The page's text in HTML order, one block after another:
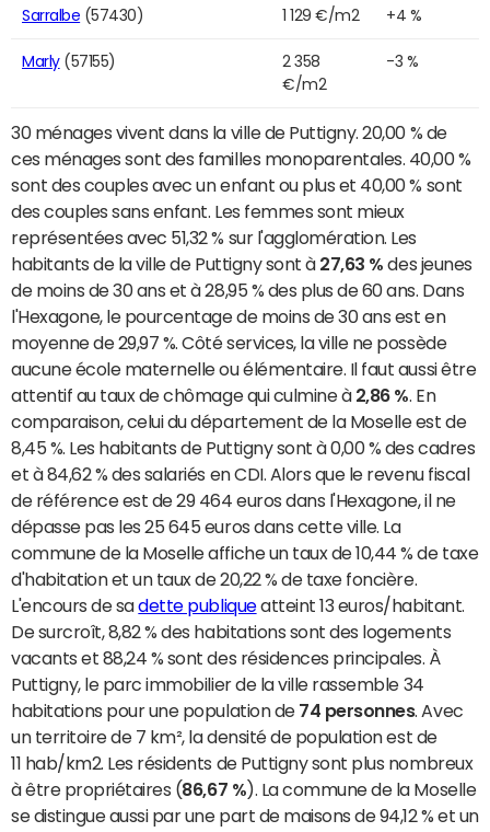
Sarralbe (57430) 1 129 €/m2 +4 %
Marly(57155)
2 358
€/m2
-3 %
30 ménages vivent dans la ville de Puttigny. 20,00 % de
ces ménages sont des familles monoparentales. 40,00 %
sont des couples avec un enfant ou plus et 40,00 % sont
des couples sans enfant. Les femmes sont mieux
représentées avec 51,32 % sur l'agglomération. Les
habitants de la ville de Puttigny sont à 27,63 % des jeunes
de moins de 30 ans et à 28,95 % des plus de 60 ans. Dans
l'Hexagone, le pourcentage de moins de 30 ans est en
moyenne de 29,97 %. Côté services, la ville ne possède
aucune école maternelle ou élémentaire. Il faut aussi être
attentif au taux de chômage qui culmine à 2,86 % . En
comparaison, celui du département de la Moselle est de
8,45 %. Les habitants de Puttigny sont à 0,00 % des cadres
et à 84,62 % des salariés en CDI. Alors que le revenu fiscal
de référence est de 29 464 euros dans l'Hexagone, il ne
dépasse pas les 25 645 euros dans cette ville. La
commune de la Moselle affiche un taux de 10,44 % de taxe
d'habitation et un taux de 20,22 % de taxe foncière.
L'encours de sadette publiqueatteint 13 euros/habitant.
De surcroît, 8,82 % des habitations sont des logements
vacants et 88,24 % sont des résidences principales. À
Puttigny, le parc immobilier de la ville rassemble 34
habitations pour une population de 74 personnes. Avec
un territoire de 7 km², la densité de population est de
11 hab/km2. Les résidents de Puttigny sont plus nombreux
à être propriétaires (86,67 %). La commune de la Moselle
se distingue aussi par une part de maisons de 94,12 % et un